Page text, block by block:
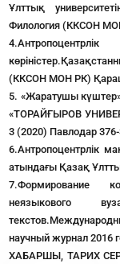
Ұлттық
Филология (ККСОН
(ККСОН МОН РК)
5. «Жаратушы
«ТОРАЙҒЫРОВ
3 (2020) Павлодар 376-
6.Антропоцентрлік
атындағы Қазақ
7.Формирование
неязыкового
научный журнал 2016
ХАБАРШЫ, ТАРИХ